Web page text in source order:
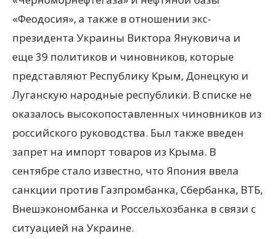
«Феодосия», а также в отношении экс-
президента Украины Виктора Януковича и
еще 39 политиков и чиновников, которые
представляют Республику Крым, Донецкую и
Луганскую народные республики. В списке не
оказалось высокопоставленных чиновников из
российского руководства. Был также введен
запрет на импорт товаров из Крыма. В
сентябре стало известно, что Япония ввела
санкции против Газпромбанка, Сбербанка, ВТБ,
Внешэкономбанка и Россельхозбанка в связи с
ситуацией на Украине.